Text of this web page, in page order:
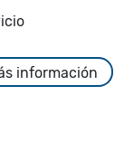
información